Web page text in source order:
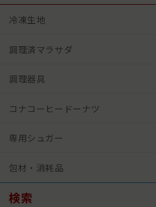
冷凍生地
調理済マラサダ
調理器具
コナコーヒードーナツ
専用シュガー
包材・消耗品
検索